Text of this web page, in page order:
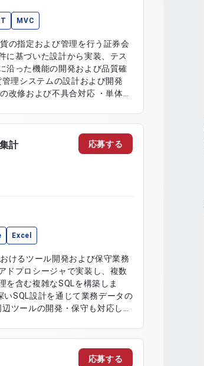
MVC
の指定および管理を行う証券会
に基づいた設計から実装、テス
沿った機能の開発および品質確
改修および不具合対応 ・単体テ
計
Excel
けるツール開発および保守業務
ドプロシージャで実装し、複数
を含む複雑なSQLを構築しま
SQL設計を通じて業務データの
ツールの開発・保守も対応しま
応 ・SQLServer環境でのデー
応募する
応募する